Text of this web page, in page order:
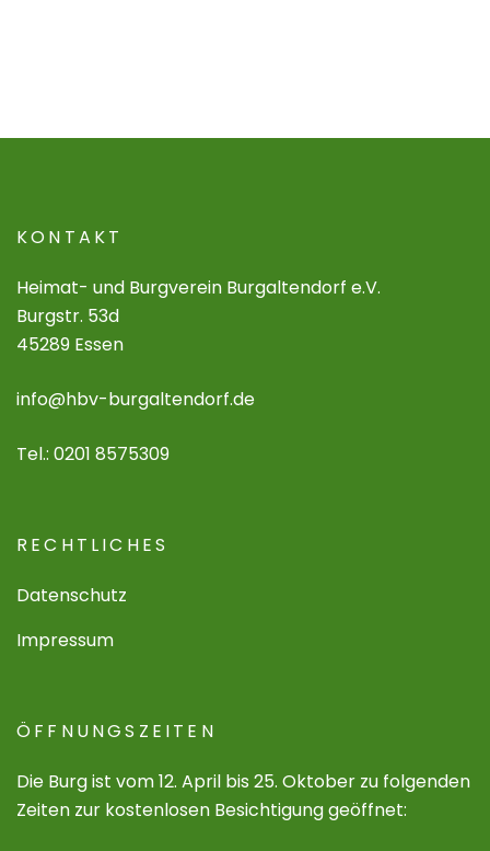
KONTAKT
Heimat- und Burgverein Burgaltendorf e.V.
Burgstr. 53d
45289 Essen
info@hbv-burgaltendorf.de
Tel.: 0201 8575309
RECHTLICHES
Datenschutz
Impressum
ÖFFNUNGSZEITEN
Die Burg ist vom 12. April bis 25. Oktober zu folgenden
Zeiten zur kostenlosen Besichtigung geöffnet: